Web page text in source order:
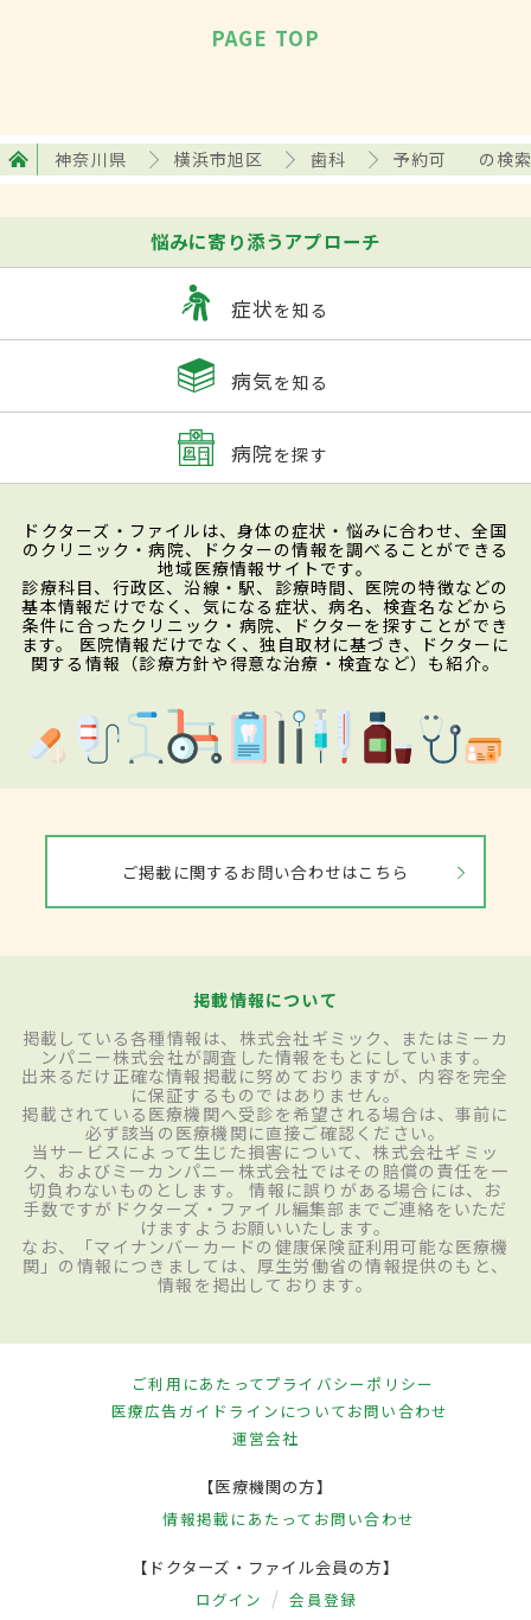
PAGE TOP
神奈川県 横浜市旭区 歯科 予約可 の検
悩みに寄り添うアプローチ
症状を知る
病気を知る
病院を探す
ドクターズ・ファイルは、身体の症状・悩みに合わせ、全国
のクリニック・病院、ドクターの情報を調べることができる
地域医療情報サイトです。
診療科目、行政区、沿線・駅、診療時間、医院の特徴などの
基本情報だけでなく、気になる症状、病名、検査名などから
条件に合ったクリニック・病院、ドクターを探すことができ
ます。 医院情報だけでなく、独自取材に基づき、ドクターに
関する情報（診療方針や得意な治療・検査など）も紹介。
ご掲載に関するお問い合わせはこちら
掲載情報について
掲載している各種情報は、株式会社ギミック、またはミーカ
ンパニー株式会社が調査した情報をもとにしています。
出来るだけ正確な情報掲載に努めておりますが、内容を完全
に保証するものではありません。
掲載されている医療機関へ受診を希望される場合は、事前に
必ず該当の医療機関に直接ご確認ください。
当サービスによって生じた損害について、株式会社ギミッ
ク、およびミーカンパニー株式会社ではその賠償の責任を一
切負わないものとします。 情報に誤りがある場合には、お
手数ですがドクターズ・ファイル編集部までご連絡をいただ
けますようお願いいたします。
なお、「マイナンバーカードの健康保険証利用可能な医療機
関」の情報につきましては、厚生労働省の情報提供のもと、
情報を掲出しております。
ご利用にあたってプライバシーポリシー
医療広告ガイドラインについてお問い合わせ
運営会社
【医療機関の方】
情報掲載にあたって お問い合わせ
【ドクターズ・ファイル会員の方】
ログイン 会員登録